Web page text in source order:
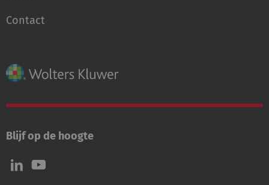
Contact
Blijf op de hoogte
Volg
ons
Volg
ons